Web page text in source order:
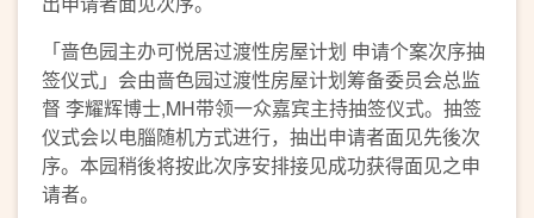
「啬色园主办可悦居过渡性房屋计划 申请个案次序抽
签仪式」会由啬色园过渡性房屋计划筹备委员会总监
督 李耀辉博士,MH带领一众嘉宾主持抽签仪式。抽签
仪式会以电䐉随机方式进行，抽出申请者面见先後次
序。本园稍後将按此次序安排接见成功获得面见之申
请者。